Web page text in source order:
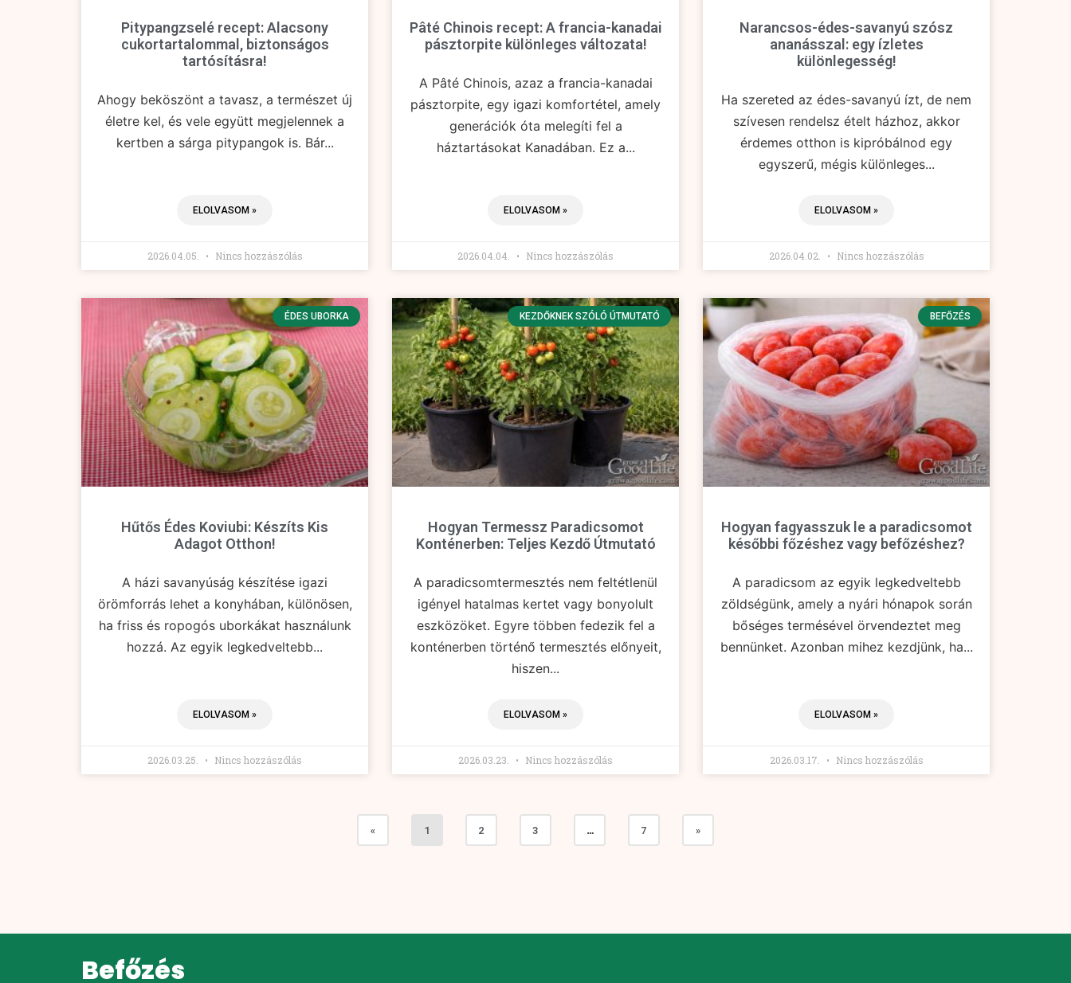
Pitypangzselé recept: Alacsony
cukortartalommal, biztonságos
tartósításra!
Ahogy beköszönt a tavasz, a természet új
életre kel, és vele együtt megjelennek a
kertben a sárga pitypangok is. Bár...
ELOLVASOM »
2026.04.05. Nincs hozzászólás
Pâté Chinois recept: A francia-kanadai
pásztorpite különleges változata!
A Pâté Chinois, azaz a francia-kanadai
pásztorpite, egy igazi komfortétel, amely
generációk óta melegíti fel a
háztartásokat Kanadában. Ez a...
ELOLVASOM »
2026.04.04. Nincs hozzászólás
Narancsos-édes-savanyú szósz
ananásszal: egy ízletes
különlegesség!
Ha szereted az édes-savanyú ízt, de nem
szívesen rendelsz ételt házhoz, akkor
érdemes otthon is kipróbálnod egy
egyszerű, mégis különleges...
ELOLVASOM »
2026.04.02. Nincs hozzászólás
ÉDES UBORKA
Hűtős Édes Koviubi: Készíts Kis
Adagot Otthon!
A házi savanyúság készítése igazi
örömforrás lehet a konyhában, különösen,
ha friss és ropogós uborkákat használunk
hozzá. Az egyik legkedveltebb...
ELOLVASOM »
2026.03.25. Nincs hozzászólás
KEZDŐKNEK SZÓLÓ ÚTMUTATÓ
Hogyan Termessz Paradicsomot
Konténerben: Teljes Kezdő Útmutató
A paradicsomtermesztés nem feltétlenül
igényel hatalmas kertet vagy bonyolult
eszközöket. Egyre többen fedezik fel a
konténerben történő termesztés előnyeit,
hiszen...
ELOLVASOM »
2026.03.23. Nincs hozzászólás
BEFŐZÉS
Hogyan fagyasszuk le a paradicsomot
későbbi főzéshez vagy befőzéshez?
A paradicsom az egyik legkedveltebb
zöldségünk, amely a nyári hónapok során
bőséges termésével örvendeztet meg
bennünket. Azonban mihez kezdjünk, ha...
ELOLVASOM »
2026.03.17. Nincs hozzászólás
« 1 2 3 … 7 »
Befőzés